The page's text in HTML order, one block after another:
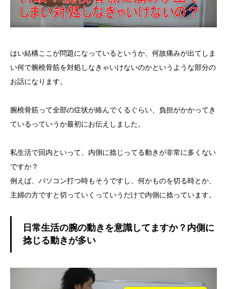
はい結構ここが問題になっているというか、何故痛みが出てしま
い何で腕橈骨筋を対処しなきゃいけないのかというような部分の
お話になります。
腕橈骨筋って全部の症状が絡んでくるぐらい、負担がかかってき
ているっていうか最初にお伝えしました。
私生活で回内といって、内側に捻じってる動きが非常に多くない
ですか？
例えば、パソコン打つ時もそうですし、何かものを切る時とか、
主婦の方ですと切っていくっていうだけで内側に捻っています。
日常生活の腕の動きを意識してますか？内側に
捻じる動きが多い